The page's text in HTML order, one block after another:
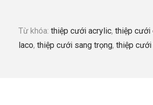
Từ khóa: thiệp cưới acrylic, thiệp cưới
laco, thiệp cưới sang trọng, thiệp cưới